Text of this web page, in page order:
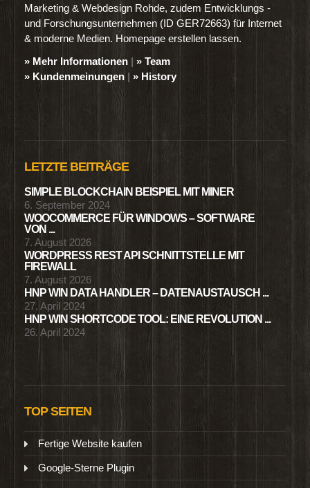
Marketing & Webdesign Rohde, zudem Entwicklungs -
und Forschungsunternehmen (ID GER72663) für Internet
& moderne Medien. Homepage erstellen lassen.
» Mehr Informationen | » Team
» Kundenmeinungen | » History
LETZTE BEITRÄGE
SIMPLE BLOCKCHAIN BEISPIEL MIT MINER
6. September 2024
WOOCOMMERCE FÜR WINDOWS – SOFTWARE
VON ...
7. August 2026
WORDPRESS REST API SCHNITTSTELLE MIT
FIREWALL
7. August 2026
HNP WIN DATA HANDLER – DATENAUSTAUSCH ...
27. April 2024
HNP WIN SHORTCODE TOOL: EINE REVOLUTION ...
26. April 2024
TOP SEITEN
Fertige Website kaufen
Google-Sterne Plugin